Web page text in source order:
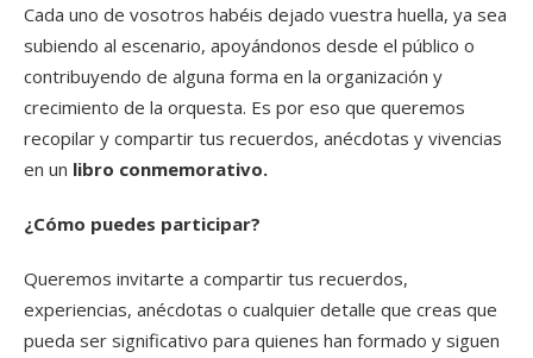
Cada uno de vosotros habéis dejado vuestra huella, ya sea
subiendo al escenario, apoyándonos desde el público o
contribuyendo de alguna forma en la organización y
crecimiento de la orquesta. Es por eso que queremos
recopilar y compartir tus recuerdos, anécdotas y vivencias
en un libro conmemorativo.
¿Cómo puedes participar?
Queremos invitarte a compartir tus recuerdos,
experiencias, anécdotas o cualquier detalle que creas que
pueda ser significativo para quienes han formado y siguen